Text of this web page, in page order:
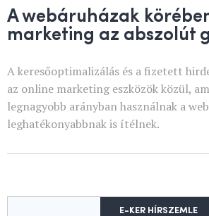
A webáruházak
marketing az abszolút
A keresőoptimalizálás és a fizetett
az online marketing eszközök közül,
legnagyobb arányban használnak a
leghatékonyabbnak is ítélnek.
E-KER HÍRSZEMLE